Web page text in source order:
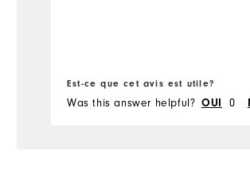
Est-ce que cet avis est utile?
Was this answer helpful? OUI 0